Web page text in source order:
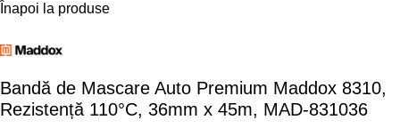
Înapoi la produse
Bandă de Mascare Auto Premium Maddox 8310,
Rezistență 110°C, 36mm x 45m, MAD-831036